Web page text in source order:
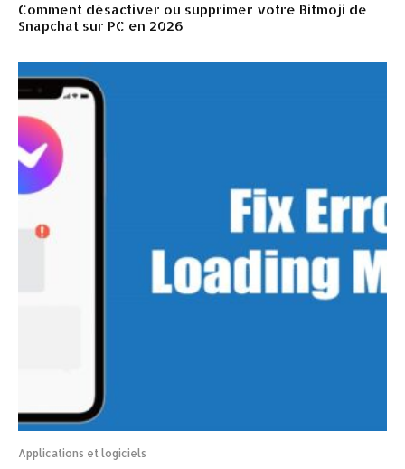
Comment désactiver ou supprimer votre Bitmoji de
Snapchat sur PC en 2026
Applications et logiciels